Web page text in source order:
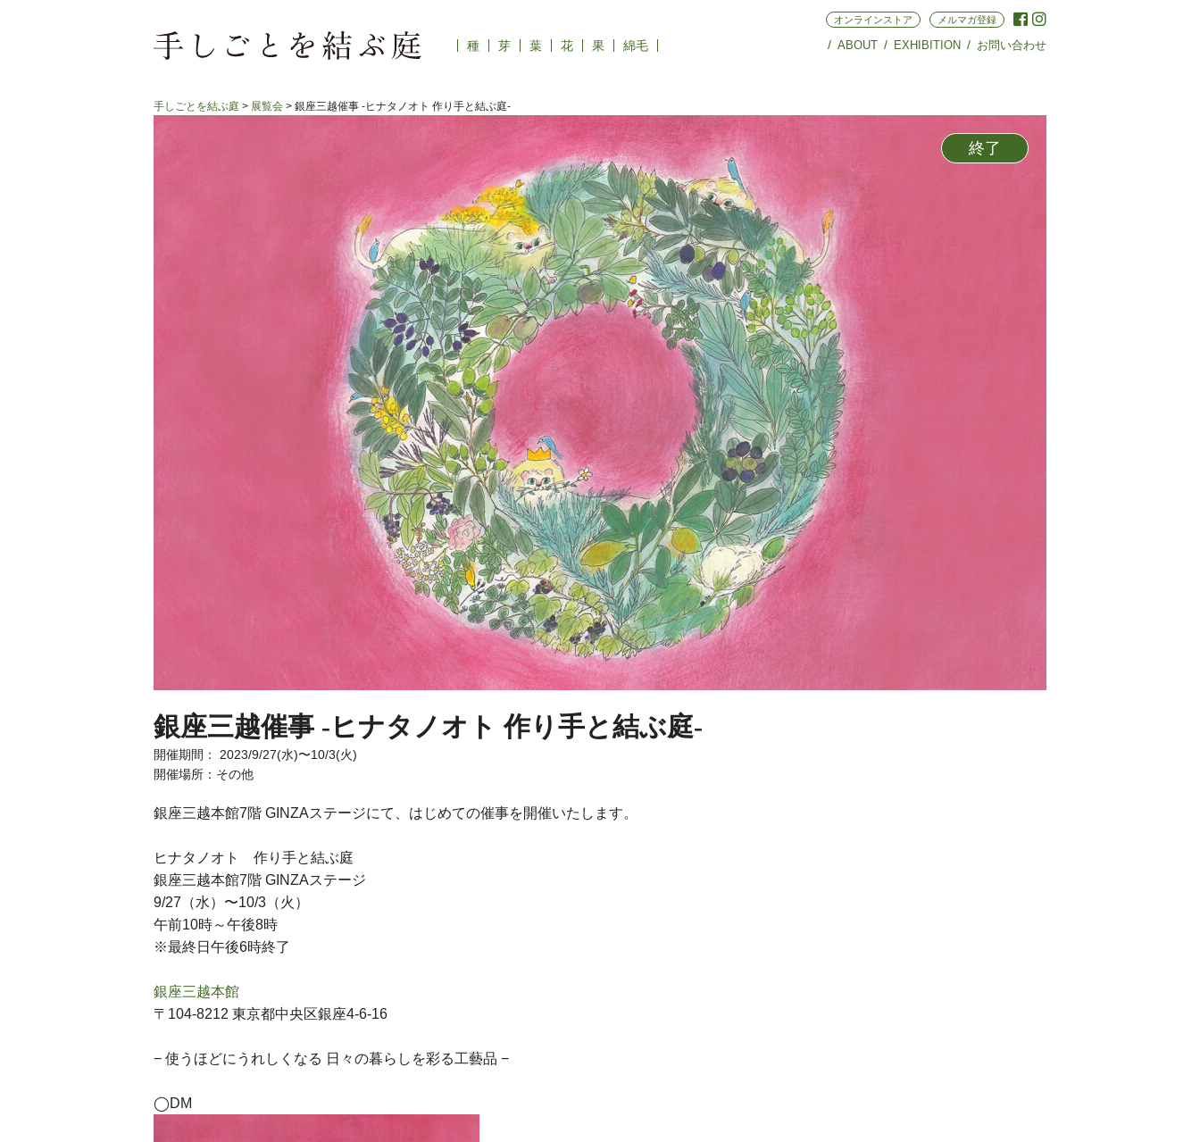
種 芽 葉 花 果 綿毛 ABOUT EXHIBITION お問い合わせ
オンラインストア メルマガ登録
手しごとを結ぶ庭 > 展覧会 > 銀座三越催事 -ヒナタノオト 作り手と結ぶ庭-
終了
銀座三越催事 -ヒナタノオト 作り手と結ぶ庭-
開催期間： 2023/9/27(水)〜10/3(火)
開催場所：その他
銀座三越本館7階 GINZAステージにて、はじめての催事を開催いたします。
ヒナタノオト 作り手と結ぶ庭
銀座三越本館7階 GINZAステージ
9/27（水）〜10/3（火）
午前10時～午後8時
※最終日午後6時終了
銀座三越本館
〒104-8212 東京都中央区銀座4-6-16
− 使うほどにうれしくなる 日々の暮らしを彩る工藝品 −
◯DM